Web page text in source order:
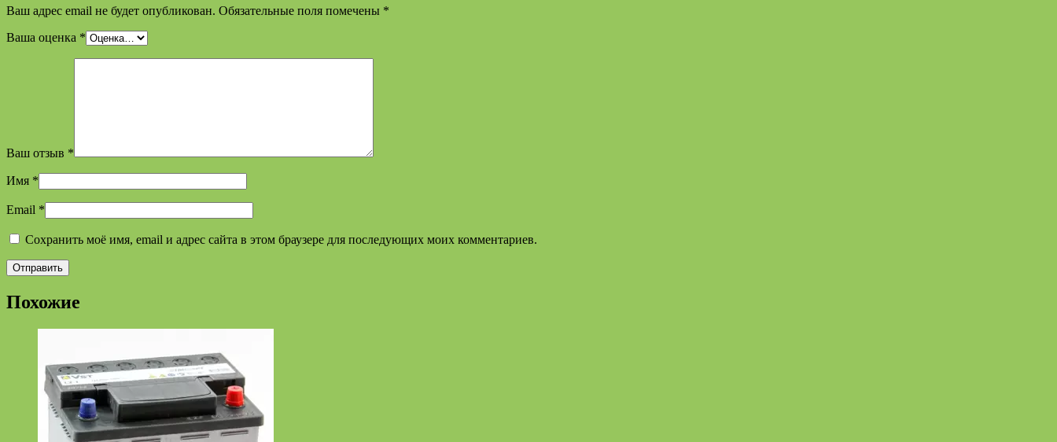
Ваш адрес email не будет опубликован. Обязательные поля помечены *
Ваша оценка *
Ваш отзыв *
Имя *
Email *
Сохранить моё имя, email и адрес сайта в этом браузере для последующих моих комментариев.
Похожие